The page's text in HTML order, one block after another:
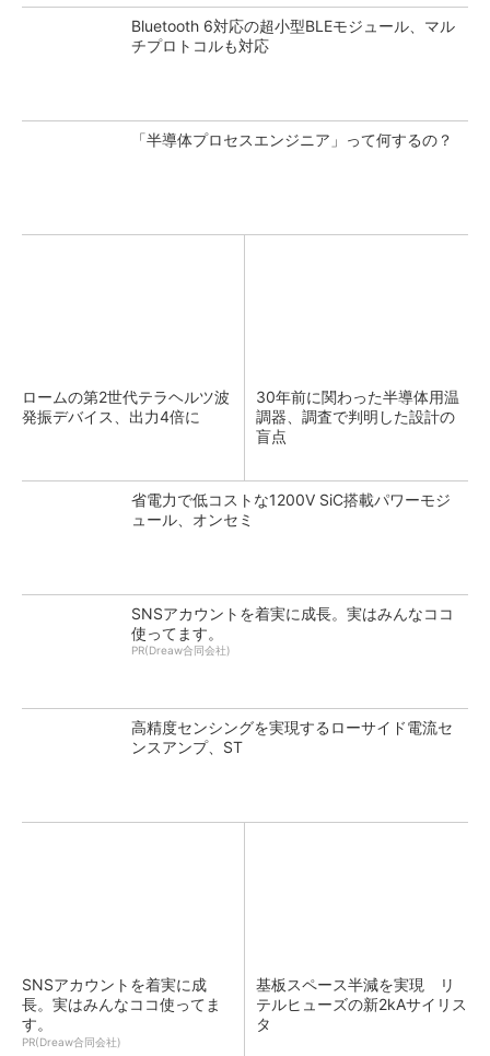
Bluetooth 6対応の超小型BLEモジュール、マル
チプロトコルも対応
「半導体プロセスエンジニア」って何するの？
ロームの第2世代テラヘルツ波
発振デバイス、出力4倍に
30年前に関わった半導体用温
調器、調査で判明した設計の
盲点
省電力で低コストな1200V SiC搭載パワーモジ
ュール、オンセミ
SNSアカウントを着実に成長。実はみんなココ
使ってます。
PR(Dreaw合同会社)
高精度センシングを実現するローサイド電流セ
ンスアンプ、ST
SNSアカウントを着実に成
長。実はみんなココ使ってま
す。
PR(Dreaw合同会社)
基板スペース半減を実現 リ
テルヒューズの新2kAサイリス
タ